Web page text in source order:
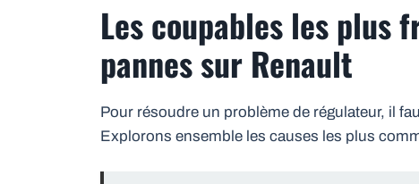
Les coupables les plus
pannes sur Renault
Pour résoudre un problème de régulateur, il
Explorons ensemble les causes les plus